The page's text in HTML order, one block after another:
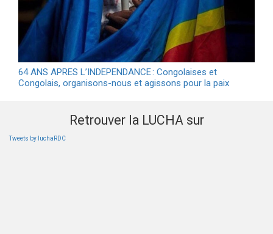
64 ANS APRES L’INDEPENDANCE : Congolaises et
Congolais, organisons-nous et agissons pour la paix
Retrouver la LUCHA sur
Tweets by luchaRDC